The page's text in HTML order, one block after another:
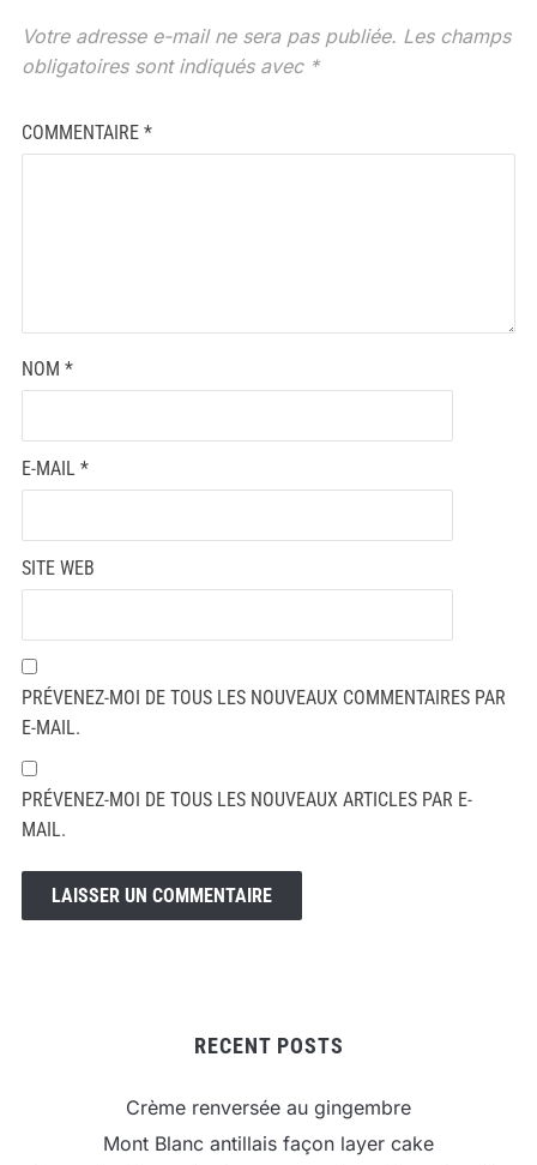
Votre adresse e-mail ne sera pas publiée. Les champs
obligatoires sont indiqués avec *
COMMENTAIRE *
NOM *
E-MAIL *
SITE WEB
PRÉVENEZ-MOI DE TOUS LES NOUVEAUX COMMENTAIRES PAR
E-MAIL.
PRÉVENEZ-MOI DE TOUS LES NOUVEAUX ARTICLES PAR E-
MAIL.
RECENT POSTS
Crème renversée au gingembre
Mont Blanc antillais façon layer cake